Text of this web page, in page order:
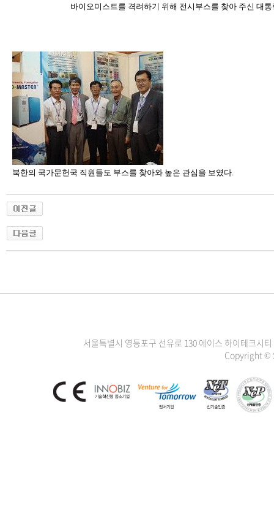
바이오미스트를 격려하기 위해 전시부스를 찾아 주신 대
북한의 국가문헌국 직원들도 부스를 찾아와 높은 관심을 보였다.
서울특별시 영등포구 선유로 130 에이스 하이테크시
Copyright ©